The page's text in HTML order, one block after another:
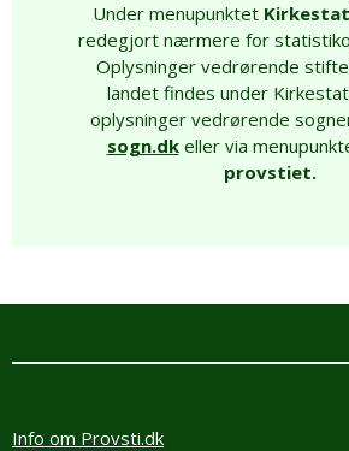
Under menupunktet
redegjort nærmere for
Oplysninger vedrørende
landet findes under
oplysninger vedrørende
sogn.dkeller via
provstiet.
Info om Provsti.dk